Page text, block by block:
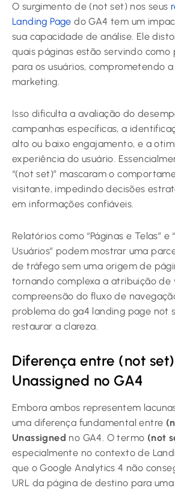
O surgimento de (not set) nos seus
Landing Page do GA4 tem um
sua capacidade de análise. Ele
quais páginas estão servindo
para os usuários, comprometendo
marketing.
Isso dificulta a avaliação do
campanhas específicas, a
alto ou baixo engajamento, e a
experiência do usuário.
“(not set)” mascaram o
visitante, impedindo decisões
em informações confiáveis.
Relatórios como “Páginas e Telas” e
Usuários” podem mostrar uma
de tráfego sem uma origem de
tornando complexa a atribuição de
compreensão do fluxo de
problema do ga4 landing page not
restaurar a clareza.
Diferença entre (not
Unassigned no GA4
Embora ambos representem
uma diferença fundamental entre
Unassigned no GA4. O termo (not
especialmente no contexto de
que o Google Analytics 4 não
URL da página de destino para